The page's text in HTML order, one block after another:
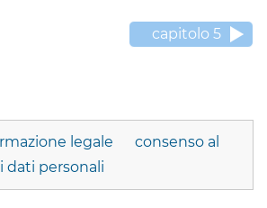
capitolo 5
legale
consenso al
personali